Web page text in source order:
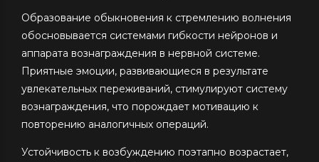
Образование обыкновения к стремлению волнения
обосновывается системами гибкости нейронов и
аппарата вознаграждения в нервной системе.
Приятные эмоции, развивающиеся в результате
увлекательных переживаний, стимулируют систему
вознаграждения, что порождает мотивацию к
повторению аналогичных операций.
Устойчивость к возбуждению поэтапно возрастает,